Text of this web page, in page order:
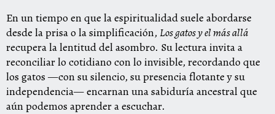
En un tiempo en que la espiritualidad suele abordarse
desde la prisa o la simplificación,Los gatos y el más allá
recupera la lentitud del asombro. Su lectura invita a
reconciliar lo cotidiano con lo invisible, recordando que
los gatos —con su silencio, su presencia flotante y su
independencia— encarnan una sabiduría ancestral que
aún podemos aprender a escuchar.